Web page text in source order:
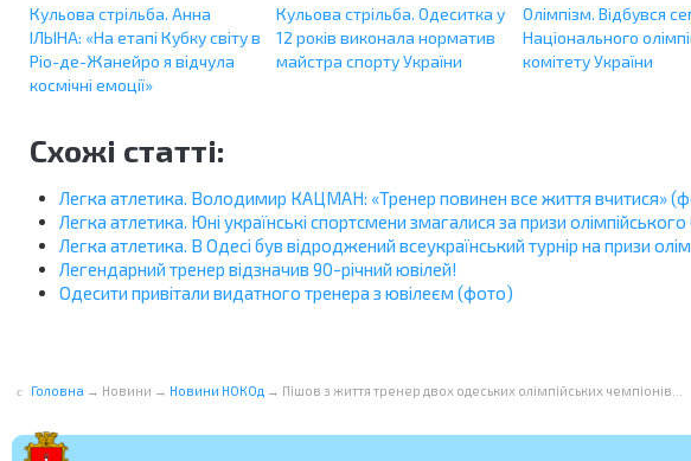
Кульова стрільба. Анна
ІЛЬІНА: «На етапі Кубку світу в
Ріо-де-Жанейро я відчула
космічні емоції»
Кульова стрільба. Одеситка у
12 років виконала норматив
майстра спорту України
Олімпізм. Відбувся
Національного
комітету України
Схожі статті:
Легка атлетика. Володимир КАЦМАН: «Тренер повинен все життя вчитися»
Легка атлетика. Юні українські спортсмени змагалися за призи
Легка атлетика. В Одесі був відроджений всеукраїнський турнір на призи
Легендарний тренер відзначив 90-річний ювілей!
Одесити привітали видатного тренера з ювілеєм (фото)
Головна → Новини → Новини НОКОд → Пішов з життя тренер двох одеських олімпійських чемпіонів...